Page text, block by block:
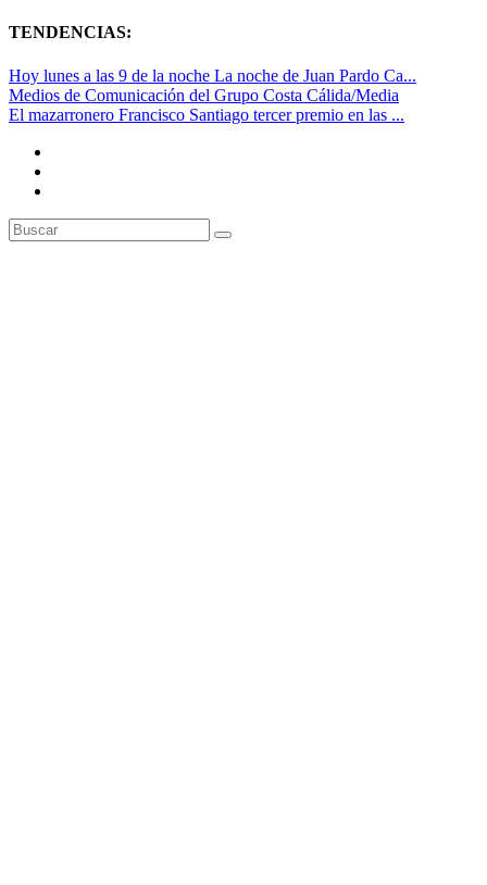
TENDENCIAS:
Hoy lunes a las 9 de la noche La noche de Juan Pardo Ca...
Medios de Comunicación del Grupo Costa Cálida/Media
El mazarronero Francisco Santiago tercer premio en las ...